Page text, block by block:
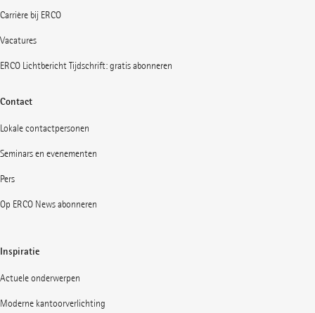
Carrière bij ERCO
Vacatures
ERCO Lichtbericht Tijdschrift: gratis abonneren
Contact
Lokale contactpersonen
Seminars en evenementen
Pers
Op ERCO News abonneren
Inspiratie
Actuele onderwerpen
Moderne kantoorverlichting